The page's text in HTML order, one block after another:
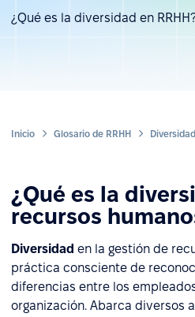
¿Qué es la diversidad en
Inicio Glosario de RRHH Diversidad
¿Qué es la
recursos
Diversidad en la gestión de
práctica consciente de
diferencias entre los
organización. Abarca diversos